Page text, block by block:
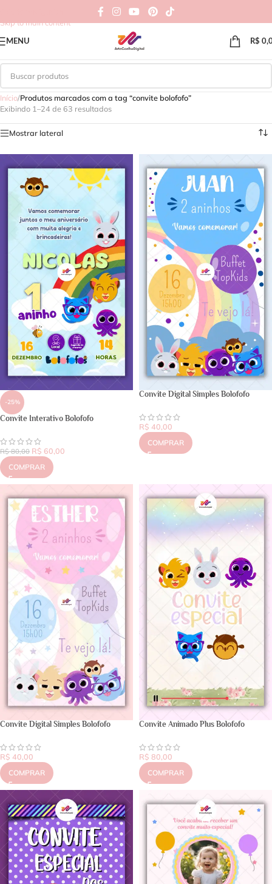
Skip to main content
MENU R$
Início/Produtos marcados com a tag “convite bolofofo”
Exibindo 1–24 de 63 resultados
Mostrar lateral
-25%
Convite Interativo Bolofofo
R$80,00 R$ 60,00
COMPRAR
Convite Digital Simples Bolofofo
R$ 40,00
COMPRAR
Convite Digital Simples Bolofofo
R$ 40,00
COMPRAR
Convite Animado Plus Bolofofo
R$ 80,00
COMPRAR